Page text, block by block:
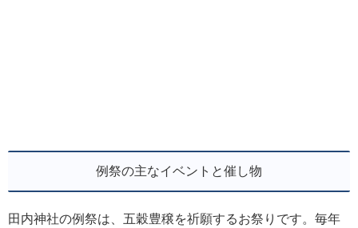
例祭の主なイベントと催し物
田内神社の例祭は、五穀豊穣を祈願するお祭りです。毎年